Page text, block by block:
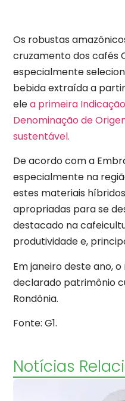
Os robustas
cruzamento dos cafés
especialmente
bebida extraída a
elea primeira
Denominação de
sustentável.
De acordo com a
especialmente na
estes materiais
apropriadas para se
destacado na
produtividade e,
Em janeiro deste ano,
declarado patrimônio
Rondônia.
Fonte: G1.
Notícias